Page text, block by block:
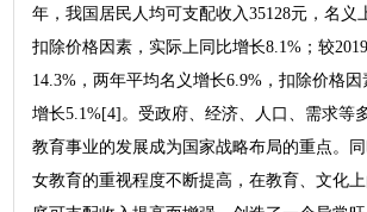
年，我国居民人均可支配收入35128元，名义
扣除价格因素，实际上同比增长8.1%；较
14.3%，两年平均名义增长6.9%，扣除价格
增长5.1%[4]。受政府、经济、人口、需求等
教育事业的发展成为国家战略布局的重点。
女教育的重视程度不断提高，在教育、文化